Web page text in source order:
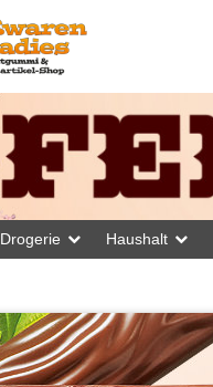
Drogerie Haushalt